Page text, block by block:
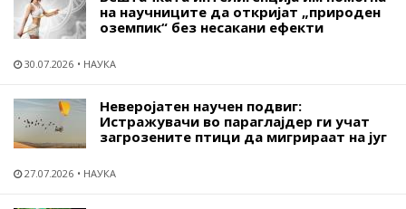
на научниците да откријат „природен
оземпик“ без несакани ефекти
30.07.2026 НАУКА
Неверојатен научен подвиг:
Истражувачи во параглајдер ги учат
загрозените птици да мигрираат на југ
27.07.2026 НАУКА